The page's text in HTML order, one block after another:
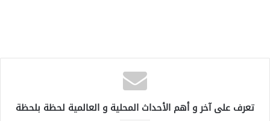
تعرف على آخر و أهم الأحداث المحلية و العالمية لحظة بلحظة